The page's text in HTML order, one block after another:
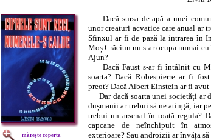
mărește coperta
Dacă sursa de apă a unei
unor creaturi acvatice care anual ar
Sfinxul ar fi de pază la intrarea în
Moș Crăciun nu s-ar ocupa numai
Ajun?
Dacă Faust s-ar fi întâlnit cu
soarta? Dacă Robespierre ar fi
preot? Dacă Albert Einstein ar fi
Dar dacă soarta unei societăți ar
dușmanii ar trebui să ne atingă, iar
trebui un arsenal în toată regula?
capcane de neînchipuit în
exterioare? Sau androizii ar învăța să